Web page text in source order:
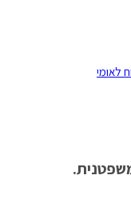
לאומי